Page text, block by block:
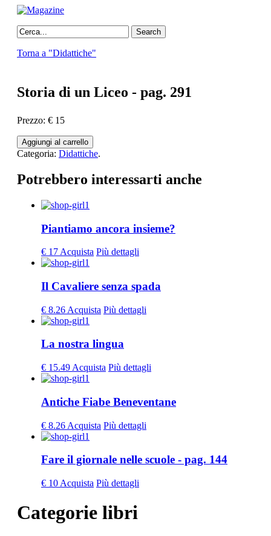
Libri
Chi siamo
Abbonarsi
Torna a "Didattiche"
Storia di un Liceo - pag. 291
Prezzo: € 15
Aggiungi al carrello
Categoria: Didattiche.
Potrebbero interessarti anche
Piantiamo ancora insieme?
€ 17 Acquista Più dettagli
Il Cavaliere senza spada
€ 8.26 Acquista Più dettagli
La nostra lingua
€ 15.49 Acquista Più dettagli
Antiche Fiabe Beneventane
€ 8.26 Acquista Più dettagli
Fare il giornale nelle scuole - pag. 144
€ 10 Acquista Più dettagli
Categorie libri